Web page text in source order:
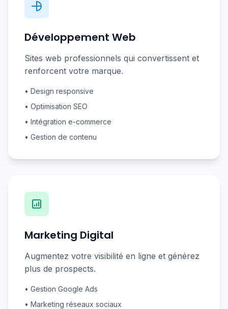
Développement Web
Sites web professionnels qui convertissent et
renforcent votre marque.
• Design responsive
• Optimisation SEO
• Intégration e-commerce
• Gestion de contenu
Marketing Digital
Augmentez votre visibilité en ligne et générez
plus de prospects.
• Gestion Google Ads
• Marketing réseaux sociaux